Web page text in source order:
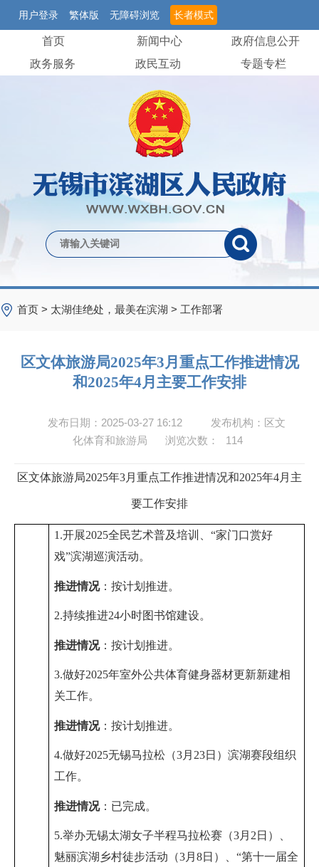
用户登录 繁体版 无障碍浏览 长者模式
首页 新闻中心
政府信息公开
政务服务
政民互动 专题专栏
首页 > 太湖佳绝处，最美在滨湖 > 工作部署
区文体旅游局2025年3月重点工作推进情况
和2025年4月主要工作安排
发布日期：2025-03-27 16:12
发布机构：区文
化体育和旅游局
浏览次数： 114
区文体旅游局2025年3月重点工作推进情况和2025年4月主
要工作安排
1.开展2025全民艺术普及培训、“家门口赏好
戏”滨湖巡演活动。
推进情况：按计划推进。
2.持续推进24小时图书馆建设。
推进情况：按计划推进。
3.做好2025年室外公共体育健身器材更新新建相
关工作。
推进情况：按计划推进。
4.做好2025无锡马拉松（3月 23日）滨湖赛段组织
工作。
推进情况： 已完成。
5.举办无锡太湖女子半程马拉松赛（3月 2 日）、
魅丽滨湖乡村徒步活动（3月8日）、“第十一届全